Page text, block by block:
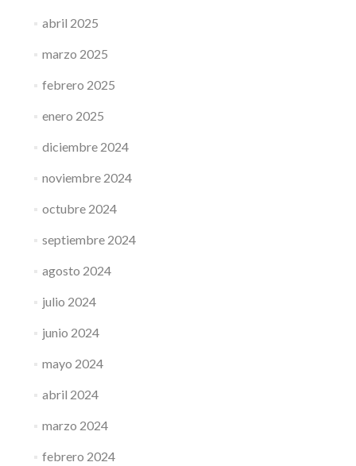
abril 2025
marzo 2025
febrero 2025
enero 2025
diciembre 2024
noviembre 2024
octubre 2024
septiembre 2024
agosto 2024
julio 2024
junio 2024
mayo 2024
abril 2024
marzo 2024
febrero 2024